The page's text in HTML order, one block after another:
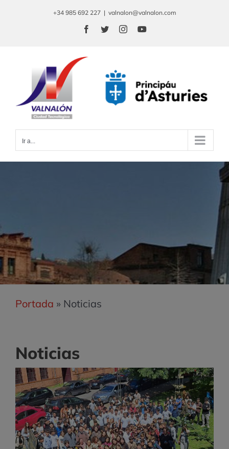
+34 985 692 227 | valnalon@valnalon.com
Facebook
TwitterInstagramYouTube
Ir a...
Portada » Noticias
Noticias